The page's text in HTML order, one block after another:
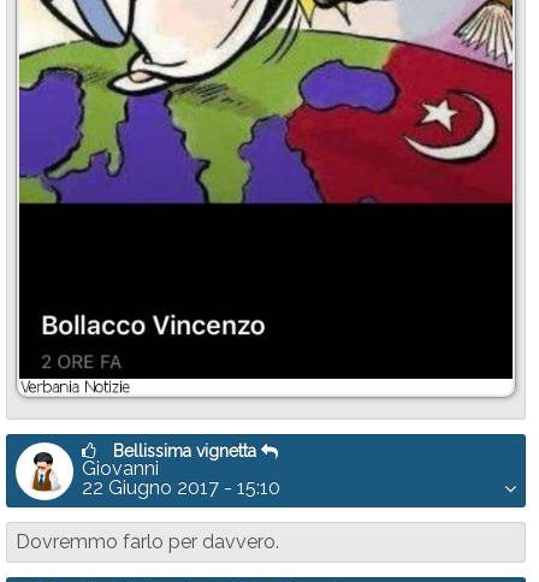
Bellissima vignetta
Giovanni
22 Giugno 2017 - 15:10
Dovremmo farlo per davvero.